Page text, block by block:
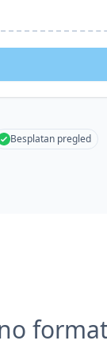
Besplatan pregled